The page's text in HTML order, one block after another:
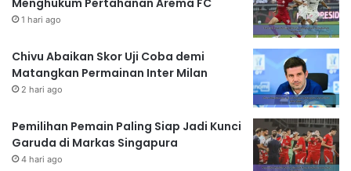
1 hari ago
Chivu Abaikan Skor Uji Coba demi
Matangkan Permainan Inter Milan
2 hari ago
Pemilihan Pemain Paling Siap Jadi Kunci
Garuda di Markas Singapura
4 hari ago